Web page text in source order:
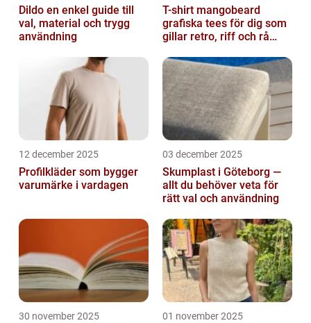
Dildo en enkel guide till
val, material och trygg
användning
T-shirt mangobeard
grafiska tees för dig som
gillar retro, riff och rå
12 december 2025
Profilkläder som bygger
varumärke i vardagen
03 december 2025
Skumplast i Göteborg —
allt du behöver veta för
rätt val och användning
30 november 2025 01 november 2025